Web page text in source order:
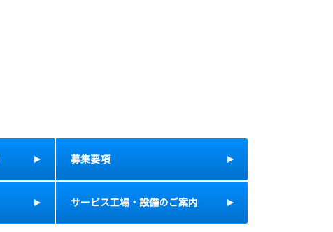
募集要項
サービス工場・設備のご案内